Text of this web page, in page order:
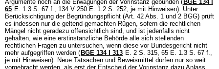
Argumente noch an die Erwägungen der Vorinstanz gebunden ( BGE 134 I
65 E. 1.3 S. 67 f., 134 V 250 E. 1.2 S. 252, je mit Hinweisen). Unter
Berücksichtigung der Begründungspflicht (Art. 42 Abs. 1 und 2 BGG) prüft
es indessen nur die geltend gemachten Rügen, sofern die rechtlichen
Mängel nicht geradezu offensichtlich sind, und ist jedenfalls nicht
gehalten, wie eine erstinstanzliche Behörde alle sich stellenden
rechtlichen Fragen zu untersuchen, wenn diese vor Bundesgericht nicht
mehr aufgegriffen werden ( BGE 134 I 313 E. 2 S. 315, 65 E. 1.3 S. 67 f.,
je mit Hinweisen). Neue Tatsachen und Beweismittel dürfen nur so weit
vorgebracht werden, als erst der Entscheid der Vorinstanz dazu Anlass